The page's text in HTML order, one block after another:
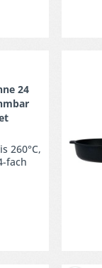
24
260°C,
fach